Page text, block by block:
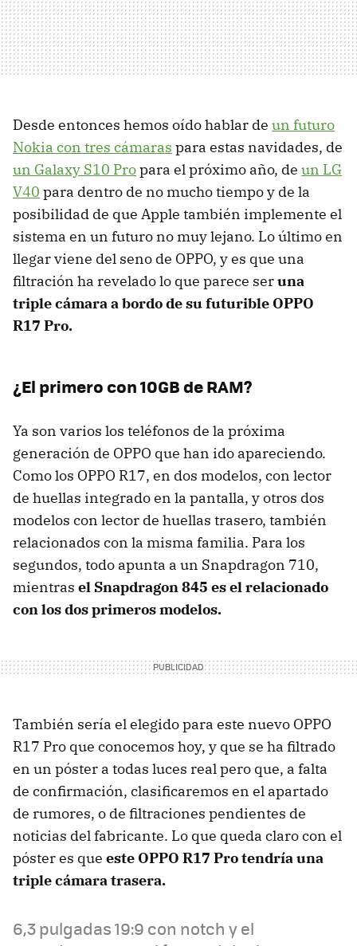
Desde entonces hemos oído hablar de un futuro
Nokia con tres cámaras para estas navidades, de
un Galaxy S10 Propara el próximo año, de un LG
V40 para dentro de no mucho tiempo y de la
posibilidad de que Apple también implemente el
sistema en un futuro no muy lejano. Lo último en
llegar viene del seno de OPPO, y es que una
filtración ha revelado lo que parece seruna
triple cámara a bordo de su futurible OPPO
R17 Pro.
¿El primero con 10GB de RAM?
Ya son varios los teléfonos de la próxima
generación de OPPO que han ido apareciendo.
Como los OPPO R17, en dos modelos, con lector
de huellas integrado en la pantalla, y otros dos
modelos con lector de huellas trasero, también
relacionados con la misma familia. Para los
segundos, todo apunta a un Snapdragon 710,
mientras el Snapdragon 845 es el relacionado
con los dos primeros modelos.
También sería el elegido para este nuevo OPPO
R17 Pro que conocemos hoy, y que se ha filtrado
en un póster a todas luces real pero que, a falta
de confirmación, clasificaremos en el apartado
de rumores, o de filtraciones pendientes de
noticias del fabricante. Lo que queda claro con el
póster es que este OPPO R17 Pro tendría una
triple cámara trasera.
6,3 pulgadas 19:9 con notch y el